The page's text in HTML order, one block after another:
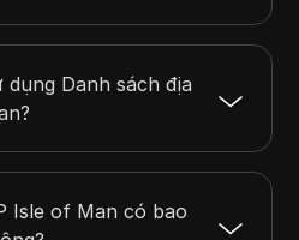
dụng Danh sách địa
Isle of Man có bao